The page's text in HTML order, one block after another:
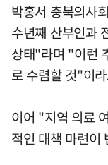
박홍서 충북의사
수년째 산부인과
상태"라며 "이런
로 수렴할 것"이
이어 "지역 의료
적인 대책 마련이